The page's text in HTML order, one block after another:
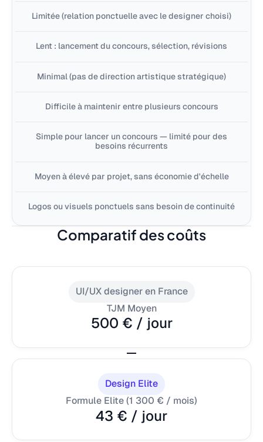
Limitée (relation ponctuelle avec le designer choisi)
Lent : lancement du concours, sélection, révisions
Minimal (pas de direction artistique stratégique)
Difficile à maintenir entre plusieurs concours
Simple pour lancer un concours — limité pour des
besoins récurrents
Moyen à élevé par projet, sans économie d'échelle
Logos ou visuels ponctuels sans besoin de continuité
Comparatif des coûts
UI/UX designer en France
TJM Moyen
500 € / jour
Design Elite
Formule Elite (1 300 € / mois)
43 € / jour